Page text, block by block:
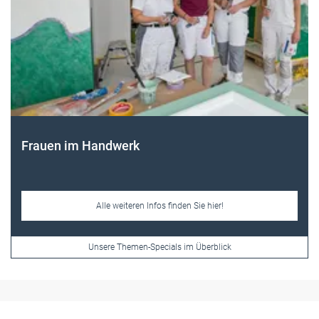
Frauen im Handwerk
Alle weiteren Infos finden Sie hier!
Unsere Themen-Specials im Überblick